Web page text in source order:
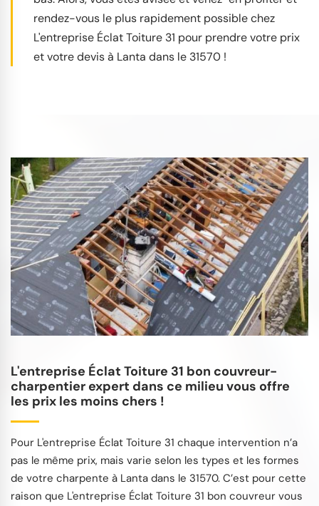
rendez-vous le plus rapidement possible chez
L'entreprise Éclat Toiture 31 pour prendre votre prix
et votre devis à Lanta dans le 31570 !
L'entreprise Éclat Toiture 31 bon couvreur-
charpentier expert dans ce milieu vous offre
les prix les moins chers !
Pour L'entreprise Éclat Toiture 31 chaque intervention n’a
pas le même prix, mais varie selon les types et les formes
de votre charpente à Lanta dans le 31570. C’est pour cette
raison que L'entreprise Éclat Toiture 31 bon couvreur vous